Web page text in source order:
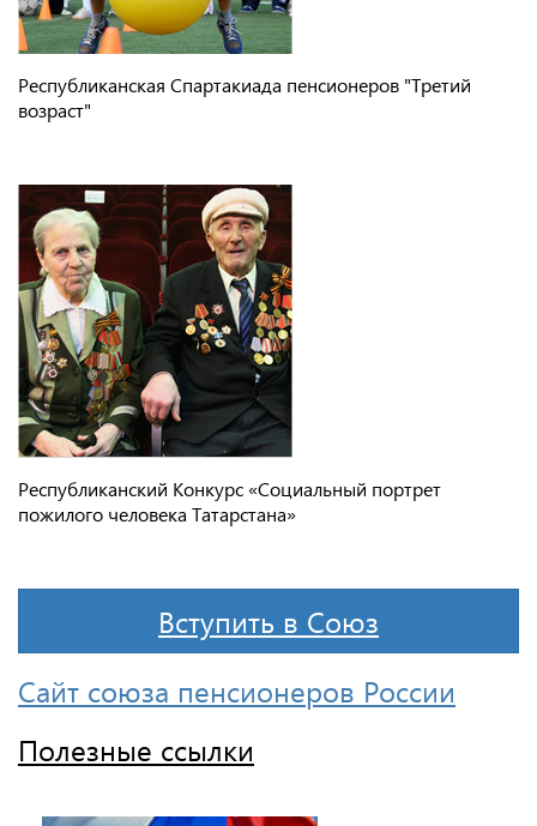
Республиканская Спартакиада пенсионеров "Третий
возраст"
Республиканский Конкурс «Социальный портрет
пожилого человека Татарстана»
Вступить в Союз
Сайт союза пенсионеров России
Полезные ссылки